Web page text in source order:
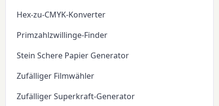
Hex-zu-CMYK-Konverter
Primzahlzwillinge-Finder
Stein Schere Papier Generator
Zufälliger Filmwähler
Zufälliger Superkraft-Generator